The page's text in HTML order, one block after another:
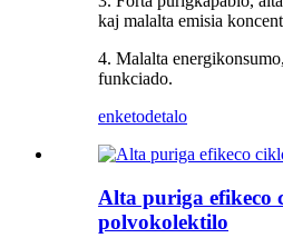
kaj malalta emisia
4. Malalta
funkciado.
enketodetalo
Alta puriga efikeco
polvokolektilo